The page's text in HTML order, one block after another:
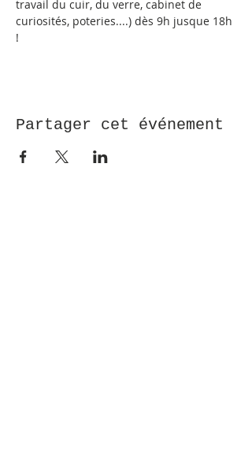
travail du cuir, du verre, cabinet de
curiosités, poteries....) dès 9h jusque 18h
!
Partager cet événement